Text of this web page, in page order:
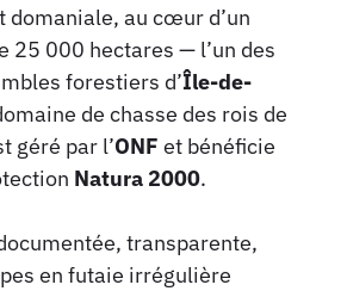
domaniale, au cœur d’un
25 000 hectares — l’un des
forestiers d’Île-de-
de chasse des rois de
géré par l’ONF et bénéficie
Natura 2000.
transparente,
en futaie irrégulière